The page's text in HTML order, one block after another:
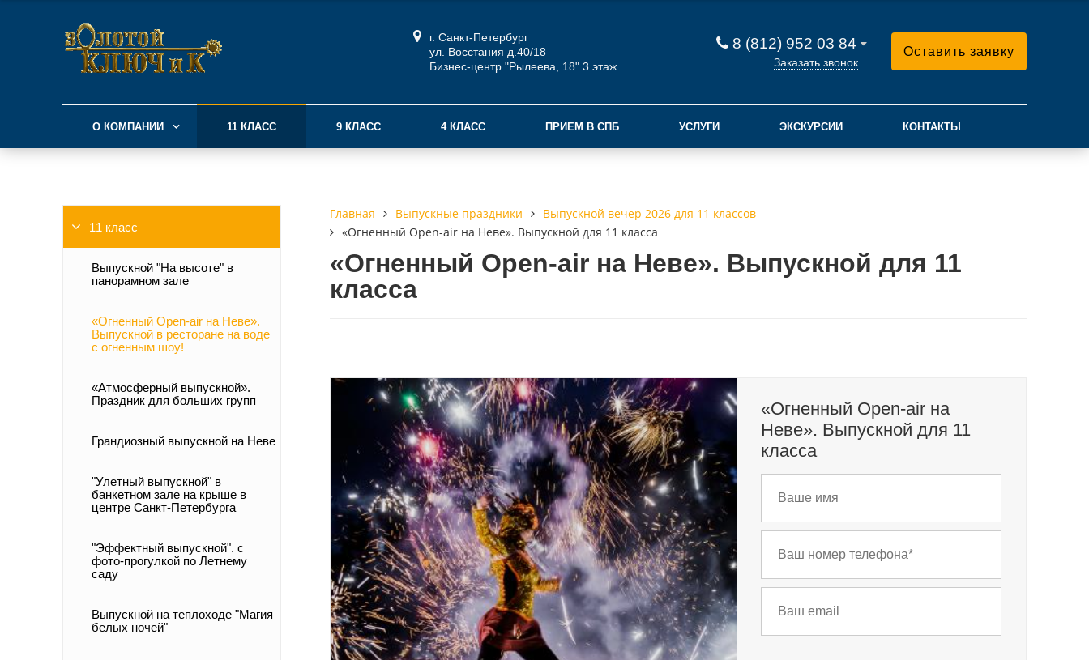
г. Санкт-Петербург
ул. Восстания д.40/18
Бизнес-центр "Рылеева, 18" 3 этаж
8 (812) 952 03 84
Заказать звонок
Оставить заявку
О КОМПАНИИ 11 КЛАСС 9 КЛАСС 4 КЛАСС ПРИЕМ В СПБ УСЛУГИ ЭКСКУРСИИ КОНТАКТЫ
11 класс
Выпускной "На высоте" в
панорамном зале
«Огненный Open-air на Неве».
Выпускной в ресторане на воде
с огненным шоу!
«Атмосферный выпускной».
Праздник для больших групп
Грандиозный выпускной на Неве
"Улетный выпускной" в
банкетном зале на крыше в
центре Санкт-Петербурга
"Эффектный выпускной". с
фото-прогулкой по Летнему
саду
Выпускной на теплоходе "Магия
белых ночей"
Главная Выпускные праздники
Выпускной вечер 2026 для 11 классов
«Огненный Open-air на Неве». Выпускной для 11 класса
«Огненный Open-air на Неве». Выпускной для 11
класса
«Огненный Open-air на
Неве». Выпускной для 11
класса